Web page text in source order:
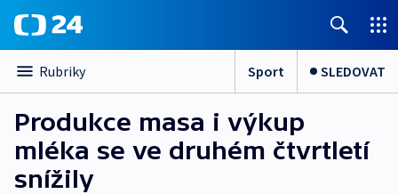
Rubriky Sport SLEDOVAT
Produkce masa i výkup
mléka se ve druhém čtvrtletí
snížily